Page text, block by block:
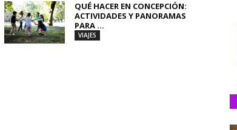
QUÉ HACER EN CONCEPCIÓN:
ACTIVIDADES Y PANORAMAS
PARA ...
VIAJES